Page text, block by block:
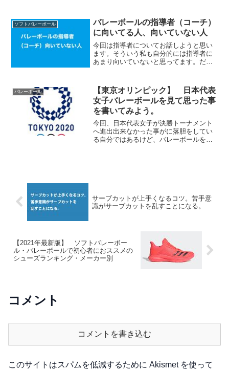
とボールが取れるボールも取れなくなっ
たり、追いつかなくなったり...
ソフトバレーボール
バレーボールの指導者（コーチ）
に向いてる人、向いていない人
今回は指導者についてお話しようと思い
ます。そういう私も自分的には指導者に
あまり向いていないと思ってます。だっ
嫌だし、怒ったり、注意したりするのっ
て結構パワーがいるので疲...
バレーボール
【東京オリンピック】 日本代表
女子バレーボールを見て思った事
を書いてみよう。
今回、日本代表女子が決勝トーナメント
へ進出出来なかった事がに落胆をしてい
る自分ではあるけど、バレーボールをや
サーブカットが上手くなるコツ。苦手意
識がサーブカットを乱すことになる。
【2021年最新版】 ソフトバレーボー
ル・バレーボールで初心者におススメの
シューズランキング・メーカー別
コメント
コメントを書き込む
このサイトはスパムを低減するために Akismet を使って